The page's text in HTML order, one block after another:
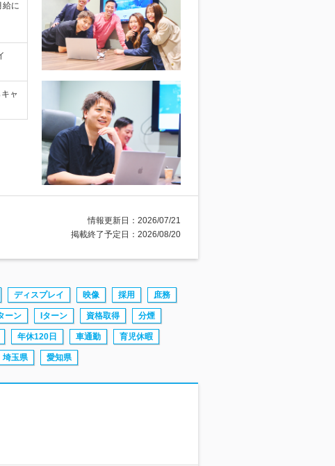
給に
ャ
情報更新日：2026/07/21
掲載終了予定日：2026/08/20
ディスプレイ 映像 採用 庶務
ーン Iターン 資格取得 分煙
年休120日 車通勤 育児休暇
埼玉県 愛知県